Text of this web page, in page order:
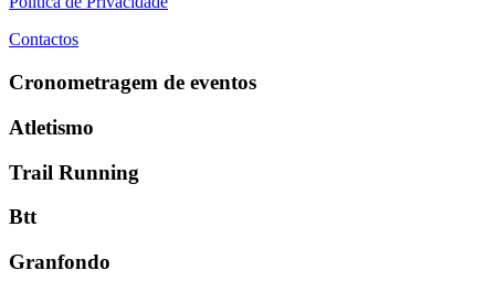
Contactos
Cronometragem de eventos
Atletismo
Trail Running
Btt
Granfondo